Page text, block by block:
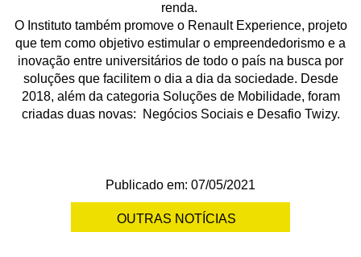
renda.
O Instituto também promove o Renault Experience, projeto
que tem como objetivo estimular o empreendedorismo e a
inovação entre universitários de todo o país na busca por
soluções que facilitem o dia a dia da sociedade. Desde
2018, além da categoria Soluções de Mobilidade, foram
criadas duas novas: Negócios Sociais e Desafio Twizy.
Publicado em: 07/05/2021
OUTRAS NOTÍCIAS